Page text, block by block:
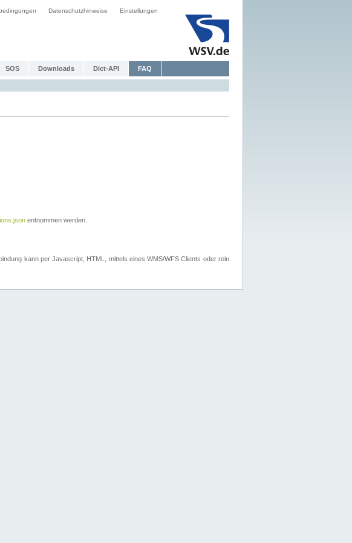
Datenschutzhinweise Einstellungen
SOS Downloads Dict-API FAQ
entnommen werden.
kann per Javascript, HTML, mittels eines WMS/WFS Clients oder rein